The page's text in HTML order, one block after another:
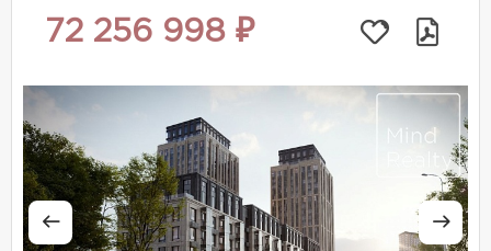
72 256 998 ₽